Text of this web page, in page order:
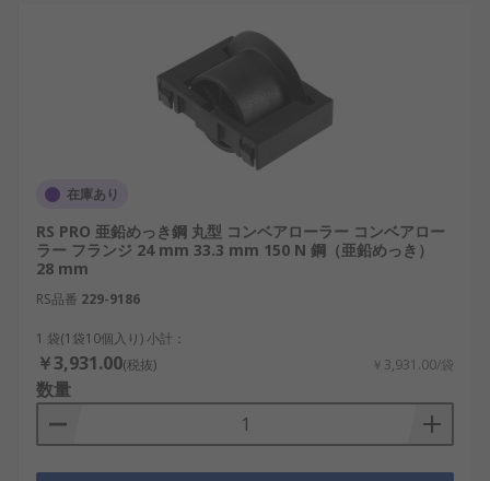
在庫あり
RS PRO 亜鉛めっき鋼 丸型 コンベアローラー コンベアロー
ラー フランジ 24 mm 33.3 mm 150 N 鋼（亜鉛めっき）
28 mm
RS品番 229-9186
1 袋(1袋10個入り) 小計：
￥3,931.00(税抜) ￥3,931.00/袋
数量